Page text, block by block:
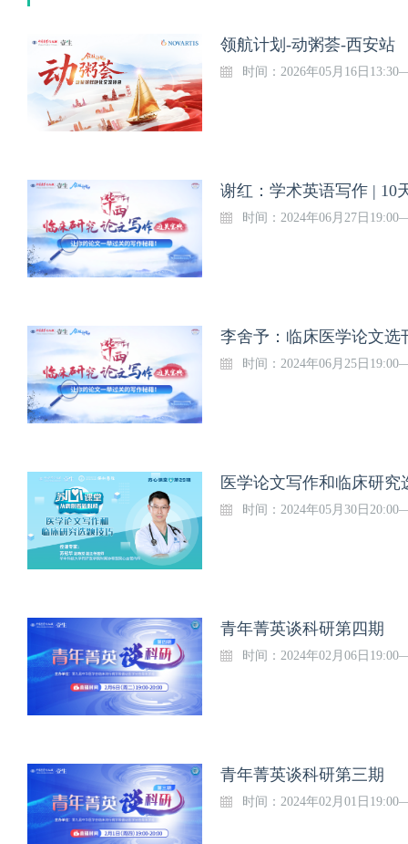
领航计划-动粥荟-西安站
时间：2026年05月16日
谢红：学术英语写作 | 10
时间：2024年06月27日
时间：2024年06月25日
医学论文写作和临床研
时间：2024年05月30日
青年菁英谈科研第四期
时间：2024年02月06日
青年菁英谈科研第三期
时间：2024年02月01日